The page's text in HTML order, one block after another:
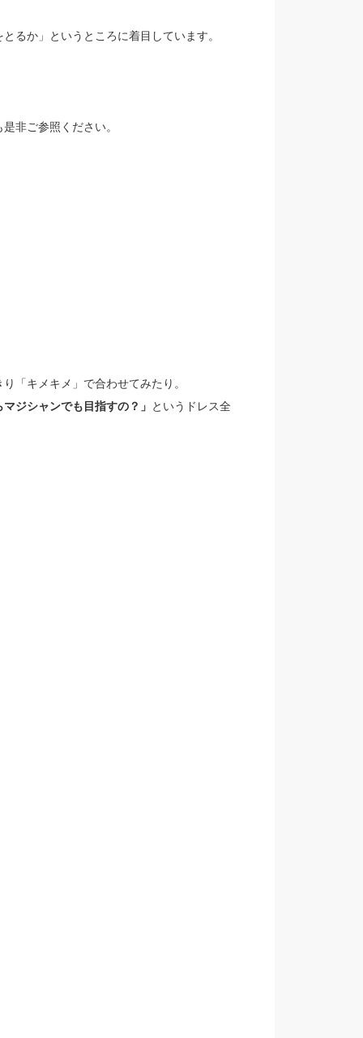
るか」というところに着目しています。
非ご参照ください。
「キメキメ」で合わせてみたり。
ジシャンでも目指すの？」 というドレス全